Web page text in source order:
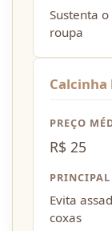
Sustenta
roupa
PREÇO
R$ 25
Evita
coxas